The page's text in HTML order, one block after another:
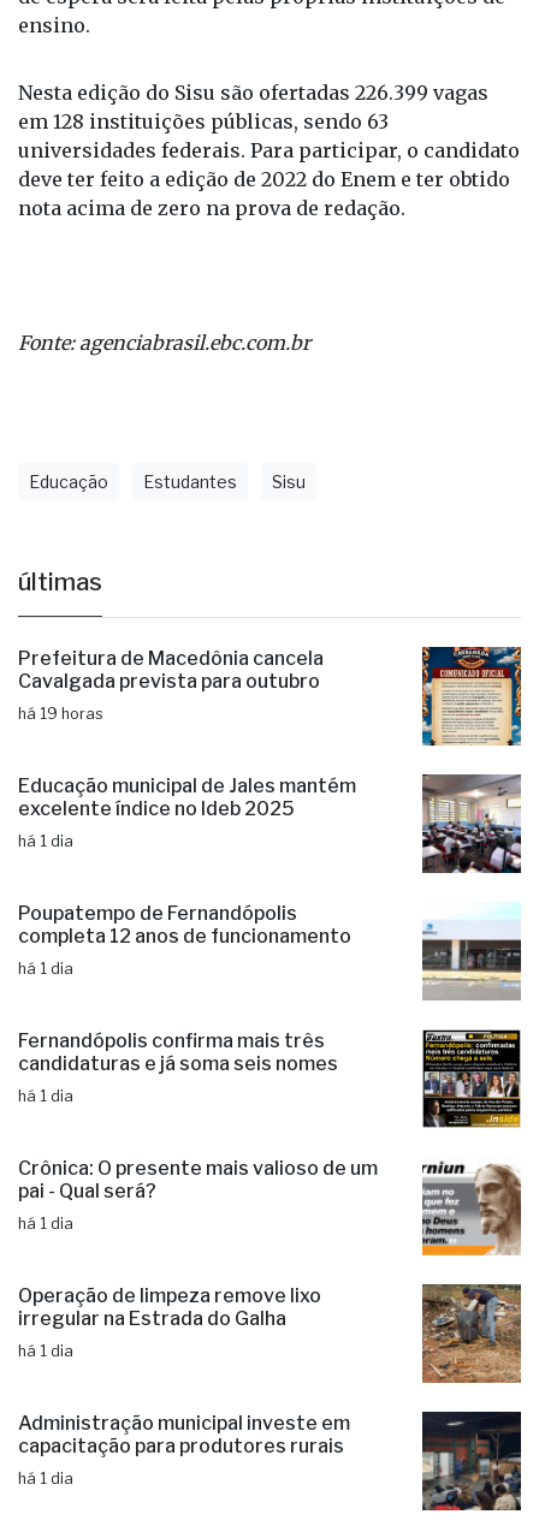
ensino.
Nesta edição do Sisu são ofertadas 226.399 vagas
em 128 instituições públicas, sendo 63
universidades federais. Para participar, o candidato
deve ter feito a edição de 2022 do Enem e ter obtido
nota acima de zero na prova de redação.
Fonte: agenciabrasil.ebc.com.br
Educação Estudantes Sisu
últimas
Prefeitura de Macedônia cancela
Cavalgada prevista para outubro
há 19 horas
Educação municipal de Jales mantém
excelente índice no Ideb 2025
há 1 dia
Poupatempo de Fernandópolis
completa 12 anos de funcionamento
há 1 dia
Fernandópolis confirma mais três
candidaturas e já soma seis nomes
há 1 dia
Crônica: O presente mais valioso de um
pai - Qual será?
há 1 dia
Operação de limpeza remove lixo
irregular na Estrada do Galha
há 1 dia
Administração municipal investe em
capacitação para produtores rurais
há 1 dia